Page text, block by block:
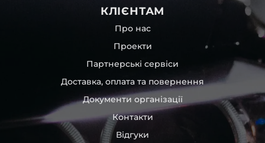
так і пару чи комплект. Кожну одиницю товару наші
співробітники на складі ретельно перевіряють та
дбайливо запаковують спочатку у декілька шарів
захисної стрейч-плівки, потім у додаткову плівку з
повітрям – і все це повноцінно захищає скло фари під
час перевезення та цілком прибирає вірогідність
пошкодження товару внаслідок механічних впливів під
час транспортування поштою.
Детальніше про доставку…
Комплектація товару виробника та зовнішній вигляд
товару можуть відрізнятися від фотографій,
КЛІЄНТАМ
Про нас
Проекти
Партнерські сервіси
Доставка, оплата та повернення
Документи організації
Контакти
Відгуки